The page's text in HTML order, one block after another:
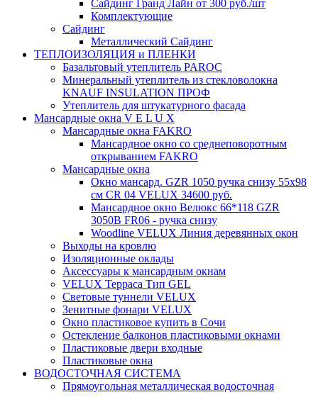
Сайдинг Гранд Лайн от 300 руб./шт
Комплектующие
Сайдинг
Металлический Сайдинг
ТЕПЛОИЗОЛЯЦИЯ и ПЛЕНКИ
Базальтовый утеплитель PAROC
Минеральный утеплитель из стекловолокна
KNAUF INSULATION ПРОФ
Утеплитель для штукатурного фасада
Мансардные окна V E L U X
Мансардные окна FAKRO
Мансардное окно со среднеповоротным
открыванием FAKRO
Мансардные окна
Окно мансард. GZR 1050 ручка снизу 55х98
см CR 04 VELUX 34600 руб.
Мансардное окно Велюкс 66*118 GZR
3050B FR06 - ручка снизу
Woodline VELUX Линия деревянных окон
Выходы на кровлю
Изоляционные оклады
Аксессуары к мансардным окнам
VELUX Терраса Тип GEL
Световые туннели VELUX
Зенитные фонари VELUX
Окно пластиковое купить в Сочи
Остекление балконов пластиковыми окнами
Пластиковые двери входные
Пластиковые окна
ВОДОСТОЧНАЯ СИСТЕМА
Прямоугольная металлическая водосточная